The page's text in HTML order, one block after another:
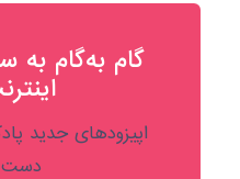
گام به‌گام به‌
اپیزودهای جدید
دست